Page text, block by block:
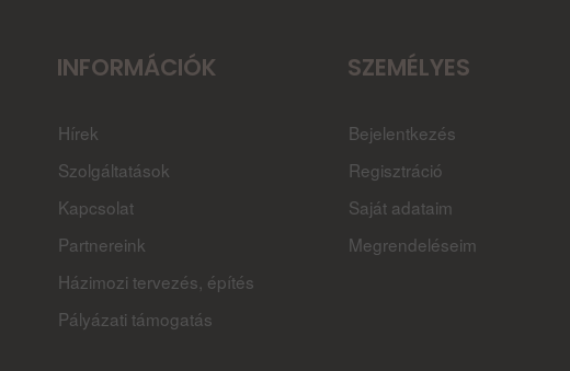
INFORMÁCIÓK
Hírek
Szolgáltatások
Kapcsolat
Partnereink
Házimozi tervezés, építés
Pályázati támogatás
SZEMÉLYES
Bejelentkezés
Regisztráció
Saját adataim
Megrendeléseim